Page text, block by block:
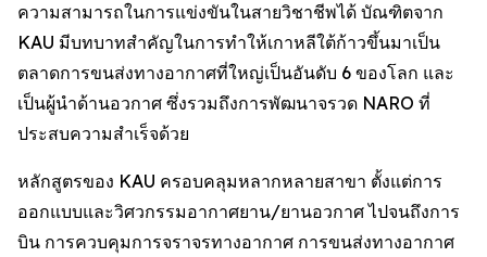
ความสามารถในการแข่งขันในสายวิชาชีพได้ บัณฑิตจาก
KAU มีบทบาทสำคัญในการทำให้เกาหลีใต้ก้าวขึ้นมาเป็น
ตลาดการขนส่งทางอากาศที่ใหญ่เป็นอันดับ 6 ของโลก และ
เป็นผู้นำด้านอวกาศ ซึ่งรวมถึงการพัฒนาจรวด NARO ที่
ประสบความสำเร็จด้วย
หลักสูตรของ KAU ครอบคลุมหลากหลายสาขา ตั้งแต่การ
ออกแบบและวิศวกรรมอากาศยาน/ยานอวกาศ ไปจนถึงการ
บิน การควบคุมการจราจรทางอากาศ การขนส่งทางอากาศ